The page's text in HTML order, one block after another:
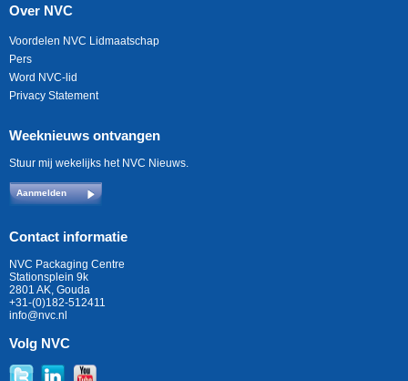
Over NVC
Voordelen NVC Lidmaatschap
Pers
Word NVC-lid
Privacy Statement
Weeknieuws ontvangen
Stuur mij wekelijks het NVC Nieuws.
Aanmelden
Contact informatie
NVC Packaging Centre
Stationsplein 9k
2801 AK, Gouda
+31-(0)182-512411
info@nvc.nl
Volg NVC